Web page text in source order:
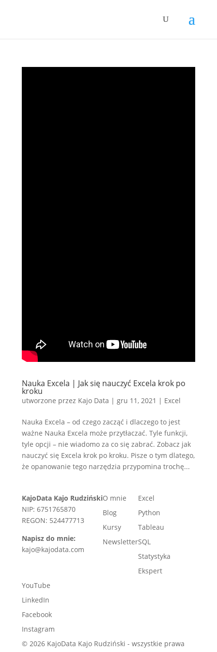
Nauka Excela | Jak się nauczyć Excela krok po
kroku
utworzone przez Kajo Data | gru 11, 2021 | Excel
Nauka Excela – od czego zacząć i dlaczego to jest
ważne Nauka Excela może przytłaczać. Tyle funkcji,
tyle opcji – nie wiadomo za co się zabrać. Zobacz jak
nauczyć się Excela krok po kroku. Pisze o tym dlatego,
że opanowanie tego narzędzia przypomina trochę...
KajoData Kajo Rudziński
NIP: 6751765870
REGON: 524477713
Napisz do mnie:
kajo@kajodata.com
O mnie
Blog
Kursy
Newsletter
Excel
Python
Tableau
SQL
Statystyka
Ekspert
YouTube
LinkedIn
Facebook
Instagram
© 2026 KajoData Kajo Rudziński - wszystkie prawa